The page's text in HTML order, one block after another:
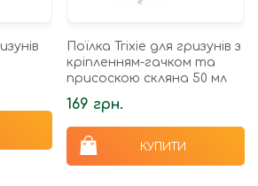
Поїлка Trixie для гризунів з
кріпленням-гачком та
присоскою скляна 50 мл
169 грн.
КУПИТИ